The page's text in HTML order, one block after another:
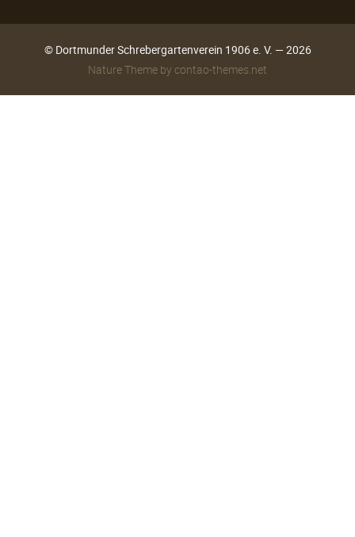
© Dortmunder Schrebergartenverein 1906 e. V. — 2026
Nature Theme by contao-themes.net